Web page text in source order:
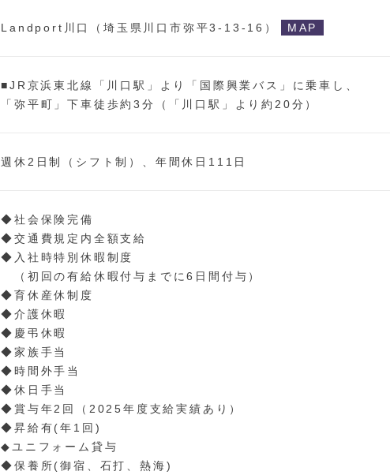
Landport川口（埼玉県川口市弥平3-13-16） MAP
■JR京浜東北線「川口駅」より「国際興業バス」に乗車し、
「弥平町」下車徒歩約3分（「川口駅」より約20分）
週休2日制（シフト制）、年間休日111日
◆社会保険完備
◆交通費規定内全額支給
◆入社時特別休暇制度
（初回の有給休暇付与までに6日間付与）
◆育休産休制度
◆介護休暇
◆慶弔休暇
◆家族手当
◆時間外手当
◆休日手当
◆賞与年2回（2025年度支給実績あり）
◆昇給有(年1回)
◆ユニフォーム貸与
◆保養所(御宿、石打、熱海)